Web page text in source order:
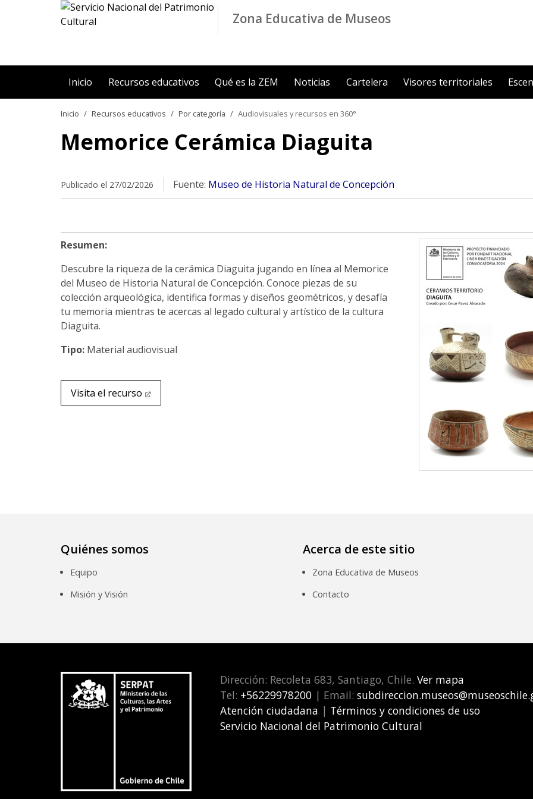
Contenido principal
Zona Educativa de Museos
Inicio Recursos educativos Qué es la ZEM Noticias Cartelera Visores territoriales
Inicio Recursos educativos Por categoría Audiovisuales y recursos en 360°
Memorice Cerámica Diaguita
Publicado el 27/02/2026 Fuente: Museo de Historia Natural de Concepción
Descubre la riqueza de la cerámica Diaguita jugando en línea al Memorice
del Museo de Historia Natural de Concepción. Conoce piezas de su
colección arqueológica, identifica formas y diseños geométricos, y desafía
tu memoria mientras te acercas al legado cultural y artístico de la cultura
Diaguita.
Tipo: Material audiovisual
Visita el recurso
Quiénes somos
Equipo
Misión y Visión
Acerca de este sitio
Zona Educativa de Museos
Contacto
Dirección: Recoleta 683, Santiago, Chile. Ver mapa
Tel: +56229978200 | Email:
Atención ciudadana | Términos y condiciones de uso
Servicio Nacional del Patrimonio Cultural